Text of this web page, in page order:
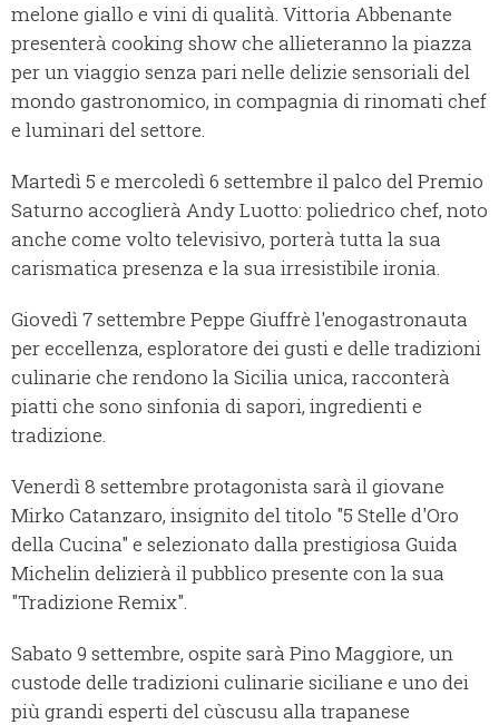
melone giallo e vini di qualità. Vittoria Abbenante
presenterà cooking show che allieteranno la piazza
per un viaggio senza pari nelle delizie sensoriali del
mondo gastronomico, in compagnia di rinomati chef
e luminari del settore.
Martedì 5 e mercoledì 6 settembre il palco del Premio
Saturno accoglierà Andy Luotto: poliedrico chef, noto
anche come volto televisivo, porterà tutta la sua
carismatica presenza e la sua irresistibile ironia.
Giovedì 7 settembre Peppe Giuffrè l'enogastronauta
per eccellenza, esploratore dei gusti e delle tradizioni
culinarie che rendono la Sicilia unica, racconterà
piatti che sono sinfonia di sapori, ingredienti e
tradizione.
Venerdì 8 settembre protagonista sarà il giovane
Mirko Catanzaro, insignito del titolo "5 Stelle d'Oro
della Cucina" e selezionato dalla prestigiosa Guida
Michelin delizierà il pubblico presente con la sua
"Tradizione Remix".
Sabato 9 settembre, ospite sarà Pino Maggiore, un
custode delle tradizioni culinarie siciliane e uno dei
più grandi esperti del cùscusu alla trapanese